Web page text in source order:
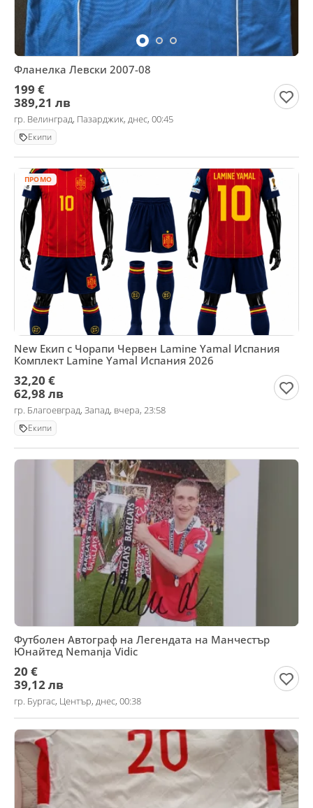
Фланелка Левски 2007-08
199 €
389,21 лв
гр. Велинград, Пазарджик, днес, 00:45
Екипи
ПРОМО
New Екип с Чорапи Червен Lamine Yamal Испания
Комплект Lamine Yamal Испания 2026
32,20 €
62,98 лв
гр. Благоевград, Запад, вчера, 23:58
Екипи
Футболен Автограф на Легендата на Манчестър
Юнайтед Nemanja Vidic
20 €
39,12 лв
гр. Бургас, Център, днес, 00:38